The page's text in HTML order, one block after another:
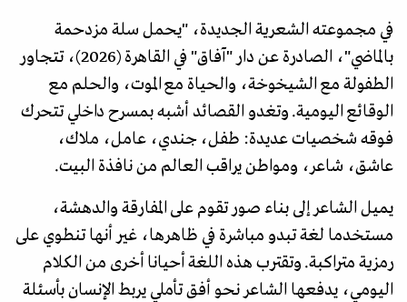
في مجموعته الشعرية الجديدة، "يحمل سلة مزدحمة
بالماضي"، الصادرة عن دار "آفاق" في القاهرة (2026)، تتجاور
الطفولة مع الشيخوخة، والحياة مع الموت، والحلم مع
الوقائع اليومية. وتغدو القصائد أشبه بمسرح داخلي تتحرك
فوقه شخصيات عديدة: طفل، جندي، عامل، ملاك،
عاشق، شاعر، ومواطن يراقب العالم من نافذة البيت.
يميل الشاعر إلى بناء صور تقوم على المفارقة والدهشة،
مستخدما لغة تبدو مباشرة في ظاهرها، غير أنها تنطوي على
رمزية متراكبة. وتقترب هذه اللغة أحيانا أخرى من الكلام
اليومي، يدفعها الشاعر نحو أفق تأملي يربط الإنسان بأسئلة